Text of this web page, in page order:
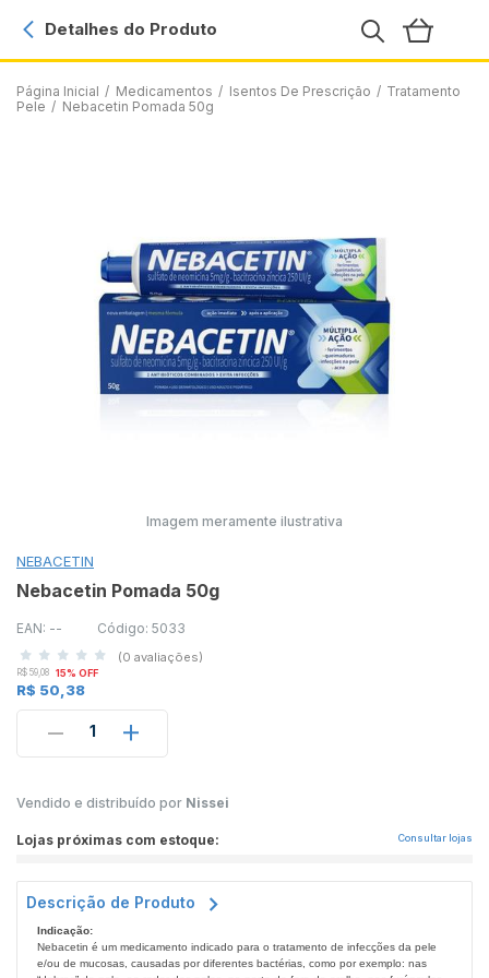
Página Inicial / Medicamentos / Isentos De Prescrição / Tratamento
Pele / Nebacetin Pomada 50g
Detalhes do Produto
Imagem meramente ilustrativa
NEBACETIN
Nebacetin Pomada 50g
EAN: -- Código: 5033
(0 avaliações)
R$ 59,08 15% OFF
R$ 50,38
1
Vendido e distribuído por Nissei
Lojas próximas com estoque: Consultar lojas
Descrição de Produto
Indicação:
Nebacetin é um medicamento indicado para o tratamento de infecções da pele
e/ou de mucosas, causadas por diferentes bactérias, como por exemplo: nas